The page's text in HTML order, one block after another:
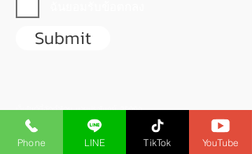
Submit
เว็บไซต์นี้จัดทำโดย นายปราโมทย์ สิริดิกิจ
ใบอนุญาตนายหน้าประกันวินาศภัยเลขที่
6104030150
ใบอนุญาตนายหน้าประกันชีวิตเลขที่
6203017330
ใช้สำหรับแนะนำสมาชิกไม่ได้เป็นเว็บของ
Phone LINE TikTok YouTube